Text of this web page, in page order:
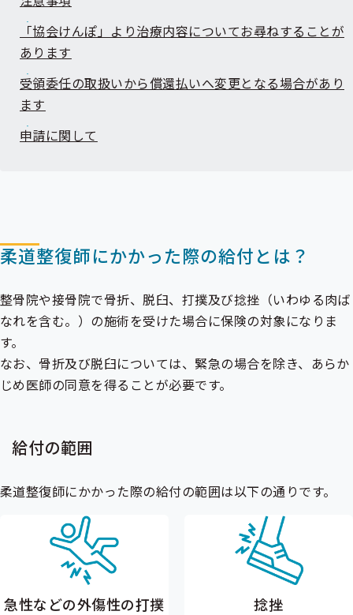
ブ
メ
ー
「協会けんぽ」より治療内容についてお尋ねすることが
あります
受領委任の取扱いから償還払いへ変更となる場合があり
ます
申請に関して
柔道整復師にかかった際の給付とは？
整骨院や接骨院で骨折、脱臼、打撲及び捻挫（いわゆる肉ば
なれを含む。）の施術を受けた場合に保険の対象になりま
す。
なお、骨折及び脱臼については、緊急の場合を除き、あらか
じめ医師の同意を得ることが必要です。
給付の範囲
柔道整復師にかかった際の給付の範囲は以下の通りです。
急性などの外傷性の打撲 捻挫